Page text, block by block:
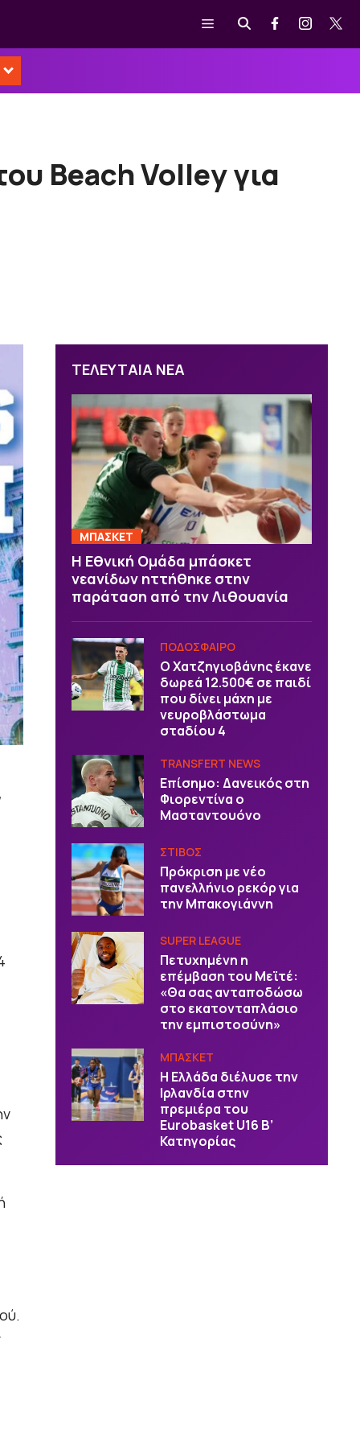
Μενού
Beach Volley για
ΤΕΛΕΥΤΑΙΑ ΝΕΑ
ΜΠΑΣΚΕΤ
Η Εθνική Ομάδα μπάσκετ
νεανίδων ηττήθηκε στην
παράταση από την Λιθουανία
ΠΟΔΟΣΦΑΙΡΟ
Ο Χατζηγιοβάνης έκανε
δωρεά 12.500€ σε παιδί
που δίνει μάχη με
νευροβλάστωμα
σταδίου 4
TRANSFERT NEWS
Επίσημο: Δανεικός στη
Φιορεντίνα ο
Μασταντουόνο
ΣΤΙΒΟΣ
Πρόκριση με νέο
πανελλήνιο ρεκόρ για
την Μπακογιάννη
SUPER LEAGUE
Πετυχημένη η
επέμβαση του Μεϊτέ:
«Θα σας ανταποδώσω
στο εκατονταπλάσιο
την εμπιστοσύνη»
ΜΠΑΣΚΕΤ
Η Ελλάδα διέλυσε την
Ιρλανδία στην
πρεμιέρα του
Eurobasket U16 Β’
Κατηγορίας